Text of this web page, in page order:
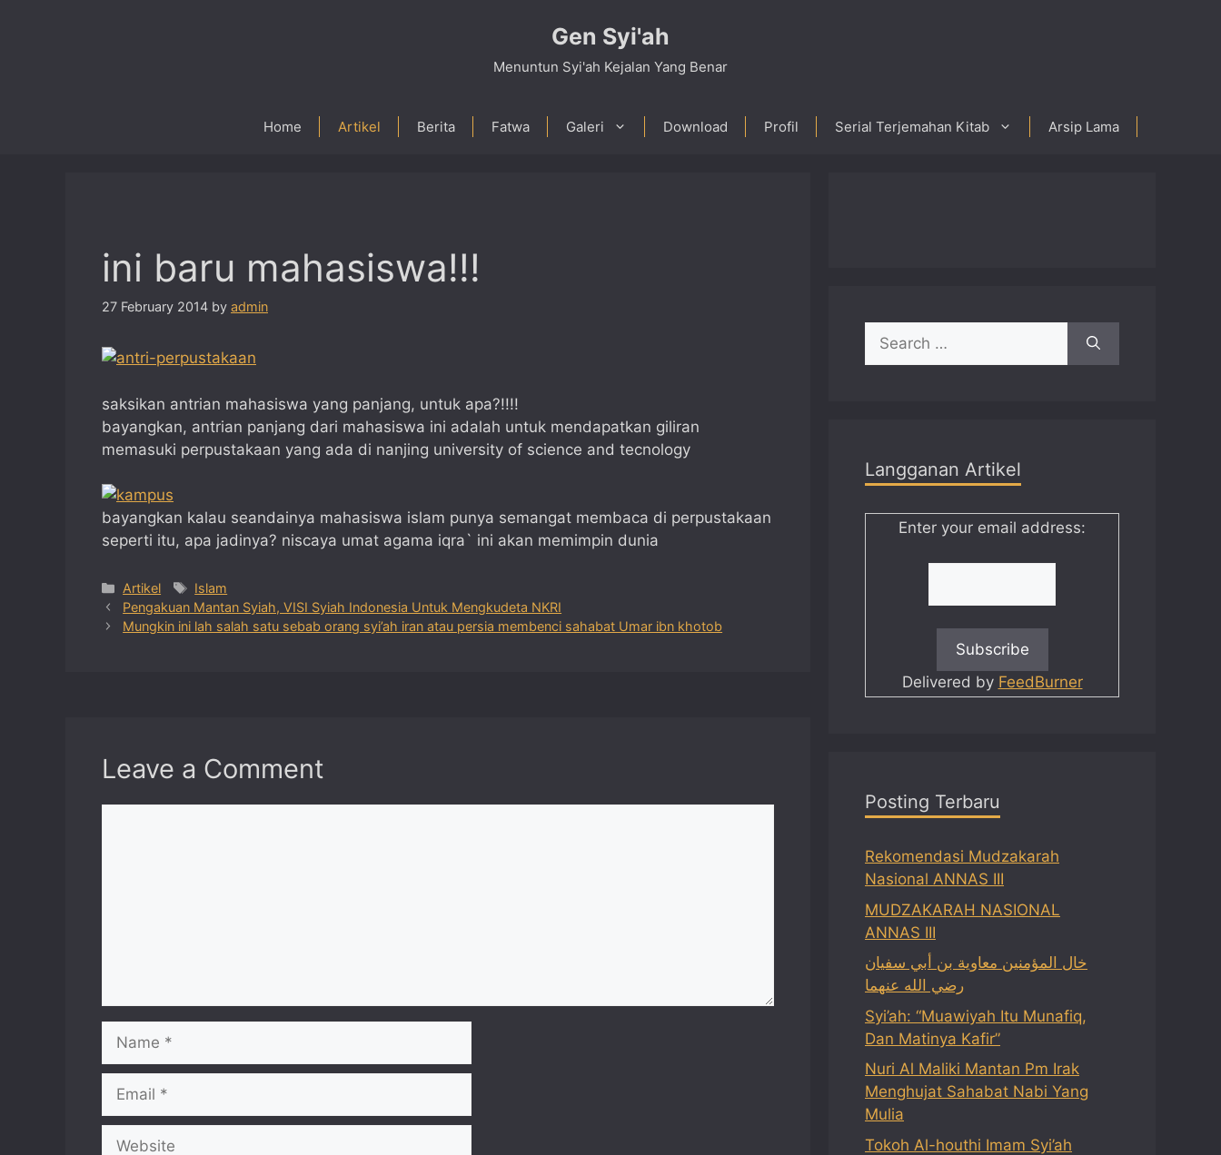
Gen Syi'ah
Menuntun Syi'ah Kejalan Yang Benar
Home Artikel Berita Fatwa Galeri Download Profil Serial Terjemahan Kitab Arsip Lama
ini baru mahasiswa!!!
27 February 2014 by admin
saksikan antrian mahasiswa yang panjang, untuk apa?!!!!
bayangkan, antrian panjang dari mahasiswa ini adalah untuk mendapatkan giliran
memasuki perpustakaan yang ada di nanjing university of science and tecnology
bayangkan kalau seandainya mahasiswa islam punya semangat membaca di perpustakaan
seperti itu, apa jadinya? niscaya umat agama iqra` ini akan memimpin dunia
Categories
Artikel Tags
Islam
Pengakuan Mantan Syiah, VISI Syiah Indonesia Untuk Mengkudeta NKRI
Mungkin ini lah salah satu sebab orang syi’ah iran atau persia membenci sahabat Umar ibn khotob
Leave a Comment
Name
Email
Website
Search
for:
Langganan Artikel
Enter your email address:
Delivered by FeedBurner
Posting Terbaru
Rekomendasi Mudzakarah
Nasional ANNAS III
MUDZAKARAH NASIONAL
ANNAS III
خال المؤمنين معاوية بن أبي سفيان
رضي الله عنهما
Syi’ah: “Muawiyah Itu Munafiq,
Dan Matinya Kafir”
Nuri Al Maliki Mantan Pm Irak
Menghujat Sahabat Nabi Yang
Mulia
Tokoh Al-houthi Imam Syi’ah